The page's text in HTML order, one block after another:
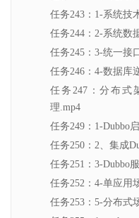
任务243：1-系统技
任务244：2-系统数
任务245：3-统一接
任务246：4-数据库
任务247：分布式
理.mp4
任务249：1-Dubbo
任务250：2、集成
任务251：3-Dubbo
任务252：4-单应用
任务253：5-分布式